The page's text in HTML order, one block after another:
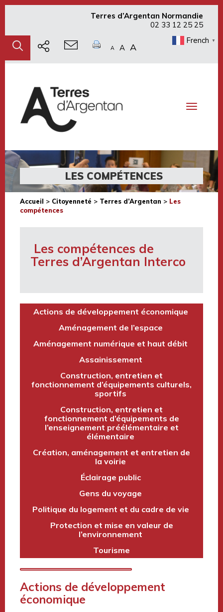
Terres d’Argentan Normandie
02 33 12 25 25
A A A
French ▼
Toggle
LES COMPÉTENCES
Accueil > Citoyenneté > Terres d’Argentan > Les
compétences
Les compétences de
Terres d’Argentan Interco
Actions de développement économique
Aménagement de l’espace
Aménagement numérique et haut débit
Assainissement
Construction, entretien et
fonctionnement d’équipements culturels,
sportifs
Construction, entretien et
fonctionnement d’équipements de
l’enseignement préélémentaire et
élémentaire
Création, aménagement et entretien de
la voirie
Éclairage public
Gens du voyage
Politique du logement et du cadre de vie
Protection et mise en valeur de
l’environnement
Tourisme
Actions de développement
économique